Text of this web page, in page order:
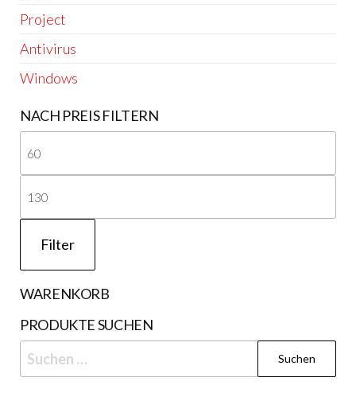
Project
Antivirus
Windows
NACH PREIS FILTERN
Filter
WARENKORB
PRODUKTE SUCHEN
Suchen
nach: